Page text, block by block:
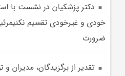
دکتر پزشکیان در نشست با
خودی و غیرخودی تقسیم
ضرورت
تقدير از برگزيدگان، مديران و